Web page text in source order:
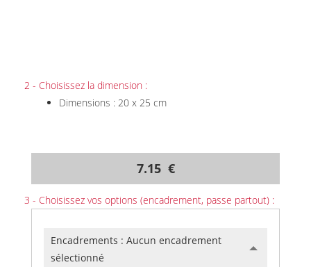
2 - Choisissez la dimension :
Dimensions : 20 x 25 cm
7.15 €
3 - Choisissez vos options (encadrement, passe partout) :
Encadrements : Aucun encadrement
sélectionné